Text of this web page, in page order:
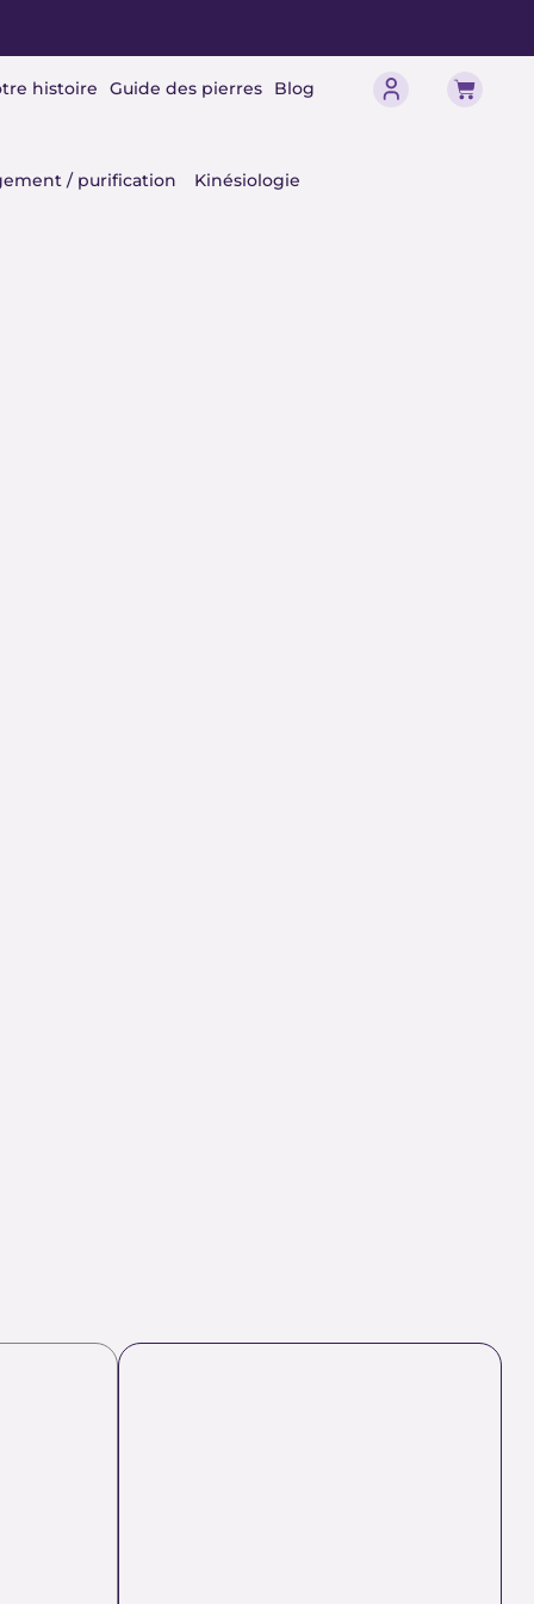
histoire Guide des pierres Blog Panier
/ purification Kinésiologie